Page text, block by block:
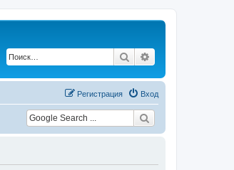
Поиск
Вход
Регистрация